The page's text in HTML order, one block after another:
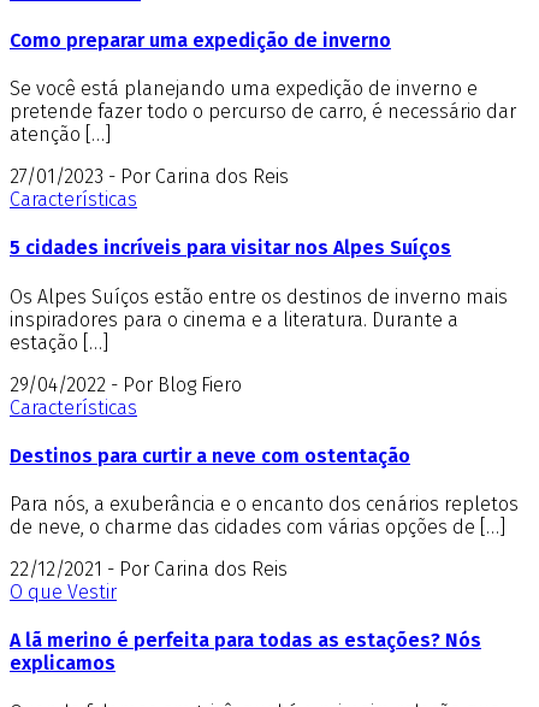
Como preparar uma expedição de inverno
Se você está planejando uma expedição de inverno e
pretende fazer todo o percurso de carro, é necessário dar
atenção […]
27/01/2023 - Por Carina dos Reis
Características
5 cidades incríveis para visitar nos Alpes Suíços
Os Alpes Suíços estão entre os destinos de inverno mais
inspiradores para o cinema e a literatura. Durante a
estação […]
29/04/2022 - Por Blog Fiero
Características
Destinos para curtir a neve com ostentação
Para nós, a exuberância e o encanto dos cenários repletos
de neve, o charme das cidades com várias opções de […]
22/12/2021 - Por Carina dos Reis
O que Vestir
A lã merino é perfeita para todas as estações? Nós
explicamos